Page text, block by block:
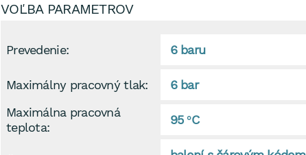
VOĽBA PARAMETROV
Prevedenie: 6 baru
Maximálny pracovný tlak:
6 bar
Maximálna pracovná
teplota:
95 °C